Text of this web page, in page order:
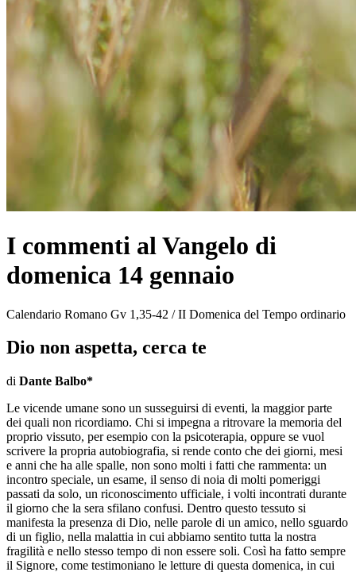
I commenti al Vangelo di
domenica 14 gennaio
Calendario Romano Gv 1,35-42 / II Domenica del Tempo ordinario
Dio non aspetta, cerca te
di Dante Balbo*
Le vicende umane sono un susseguirsi di eventi, la maggior parte
dei quali non ricordiamo. Chi si impegna a ritrovare la memoria del
proprio vissuto, per esempio con la psicoterapia, oppure se vuol
scrivere la propria autobiografia, si rende conto che dei giorni, mesi
e anni che ha alle spalle, non sono molti i fatti che rammenta: un
incontro speciale, un esame, il senso di noia di molti pomeriggi
passati da solo, un riconoscimento ufficiale, i volti incontrati durante
il giorno che la sera sfilano confusi. Dentro questo tessuto si
manifesta la presenza di Dio, nelle parole di un amico, nello sguardo
di un figlio, nella malattia in cui abbiamo sentito tutta la nostra
fragilità e nello stesso tempo di non essere soli. Così ha fatto sempre
il Signore, come testimoniano le letture di questa domenica, in cui